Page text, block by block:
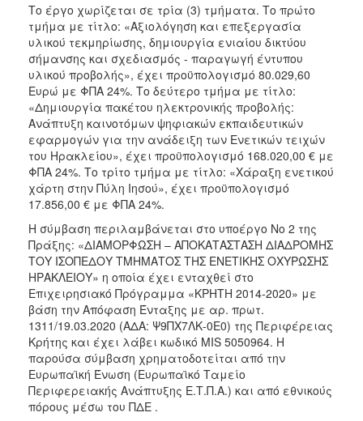
ΑΝΘΕΚΤΙΚΗ
ΠΟΛΗ
Το έργο χωρίζεται σε τρία (3) τμήματα. Το πρώτο
τμήμα με τίτλο: «Αξιολόγηση και επεξεργασία
υλικού τεκμηρίωσης, δημιουργία ενιαίου δικτύου
σήμανσης και σχεδιασμός - παραγωγή έντυπου
υλικού προβολής», έχει προϋπολογισμό 80.029,60
Ευρώ με ΦΠΑ 24%. Το δεύτερο τμήμα με τίτλο:
«Δημιουργία πακέτου ηλεκτρονικής προβολής:
Ανάπτυξη καινοτόμων ψηφιακών εκπαιδευτικών
εφαρμογών για την ανάδειξη των Ενετικών τειχών
του Ηρακλείου», έχει προϋπολογισμό 168.020,00 € με
ΦΠΑ 24%. Το τρίτο τμήμα με τίτλο: «Χάραξη ενετικού
χάρτη στην Πύλη Ιησού», έχει προϋπολογισμό
17.856,00 € με ΦΠΑ 24%.
Η σύμβαση περιλαμβάνεται στο υποέργο Νο 2 της
Πράξης: «ΔΙΑΜΟΡΦΩΣΗ – ΑΠΟΚΑΤΑΣΤΑΣΗ ΔΙΑΔΡΟΜΗΣ
ΤΟΥ ΙΣΟΠΕΔΟΥ ΤΜΗΜΑΤΟΣ ΤΗΣ ΕΝΕΤΙΚΗΣ ΟΧΥΡΩΣΗΣ
ΗΡΑΚΛΕΙΟΥ» η οποία έχει ενταχθεί στο
Επιχειρησιακό Πρόγραμμα «ΚΡΗΤΗ 2014-2020» με
βάση την Απόφαση Ένταξης με αρ. πρωτ.
1311/19.03.2020 (ΑΔΑ: Ψ9ΠΧ7ΛΚ-0Ε0) της Περιφέρειας
Κρήτης και έχει λάβει κωδικό MIS 5050964. Η
παρούσα σύμβαση χρηματοδοτείται από την
Ευρωπαϊκή Ένωση (Ευρωπαϊκό Ταμείο
Περιφερειακής Ανάπτυξης Ε.Τ.Π.Α.) και από εθνικούς
πόρους μέσω του ΠΔΕ .